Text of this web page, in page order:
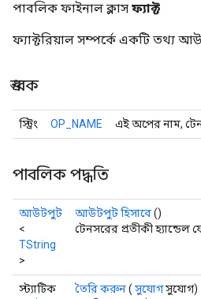
পাবলিক ফাইনাল ক্লাস ফ্যাক্ট
ফ্যাক্টরিয়াল সম্পর্কে একটি তথ্য
ধ্রুবক
স্ট্রিং OP_NAME এই অপের নাম,
পাবলিক পদ্ধতি
আউটপুট
<
TString
>
আউটপুট হিসাবে()
টেনসরের প্রতীকী হ্যান্ডেল
স্ট্যাটিক
তৈরি করুন( সুযোগসুযোগ)